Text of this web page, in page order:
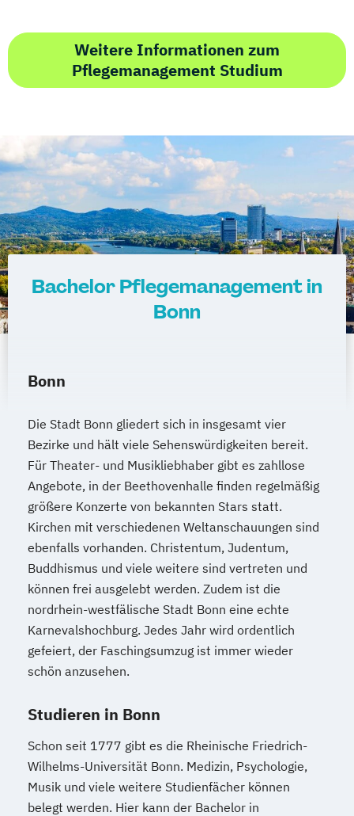
Weitere Informationen zum
Pflegemanagement Studium
Bachelor Pflegemanagement in
Bonn
Bonn
Die Stadt Bonn gliedert sich in insgesamt vier
Bezirke und hält viele Sehenswürdigkeiten bereit.
Für Theater- und Musikliebhaber gibt es zahllose
Angebote, in der Beethovenhalle finden regelmäßig
größere Konzerte von bekannten Stars statt.
Kirchen mit verschiedenen Weltanschauungen sind
ebenfalls vorhanden. Christentum, Judentum,
Buddhismus und viele weitere sind vertreten und
können frei ausgelebt werden. Zudem ist die
nordrhein-westfälische Stadt Bonn eine echte
Karnevalshochburg. Jedes Jahr wird ordentlich
gefeiert, der Faschingsumzug ist immer wieder
schön anzusehen.
Studieren in Bonn
Schon seit 1777 gibt es die Rheinische Friedrich-
Wilhelms-Universität Bonn. Medizin, Psychologie,
Musik und viele weitere Studienfächer können
belegt werden. Hier kann der Bachelor in